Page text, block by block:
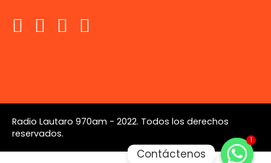
Radio Lautaro 970am - 2022. Todos los derechos
reservados.
1
Contáctenos